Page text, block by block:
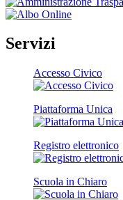
Servizi
Accesso Civico
Piattaforma Unica
Registro elettronico
Scuola in Chiaro